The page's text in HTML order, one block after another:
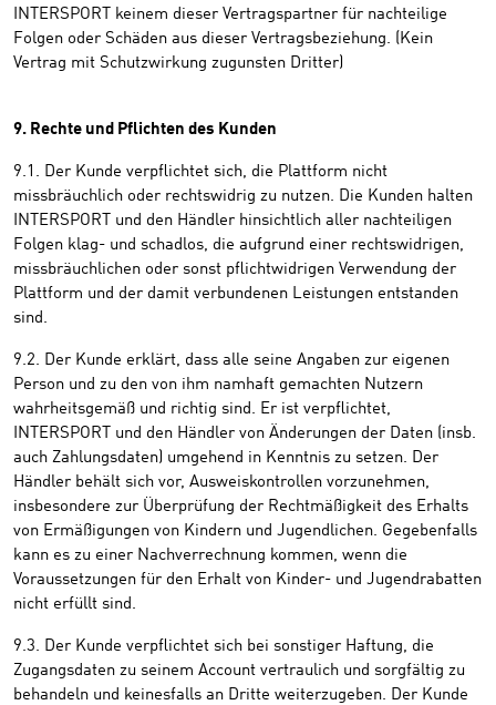
INTERSPORT keinem dieser Vertragspartner für nachteilige
Folgen oder Schäden aus dieser Vertragsbeziehung. (Kein
Vertrag mit Schutzwirkung zugunsten Dritter)
9. Rechte und Pflichten des Kunden
9.1. Der Kunde verpflichtet sich, die Plattform nicht
missbräuchlich oder rechtswidrig zu nutzen. Die Kunden halten
INTERSPORT und den Händler hinsichtlich aller nachteiligen
Folgen klag- und schadlos, die aufgrund einer rechtswidrigen,
missbräuchlichen oder sonst pflichtwidrigen Verwendung der
Plattform und der damit verbundenen Leistungen entstanden
sind.
9.2. Der Kunde erklärt, dass alle seine Angaben zur eigenen
Person und zu den von ihm namhaft gemachten Nutzern
wahrheitsgemäß und richtig sind. Er ist verpflichtet,
INTERSPORT und den Händler von Änderungen der Daten (insb.
auch Zahlungsdaten) umgehend in Kenntnis zu setzen. Der
Händler behält sich vor, Ausweiskontrollen vorzunehmen,
insbesondere zur Überprüfung der Rechtmäßigkeit des Erhalts
von Ermäßigungen von Kindern und Jugendlichen. Gegebenfalls
kann es zu einer Nachverrechnung kommen, wenn die
Voraussetzungen für den Erhalt von Kinder- und Jugendrabatten
nicht erfüllt sind.
9.3. Der Kunde verpflichtet sich bei sonstiger Haftung, die
Zugangsdaten zu seinem Account vertraulich und sorgfältig zu
behandeln und keinesfalls an Dritte weiterzugeben. Der Kunde